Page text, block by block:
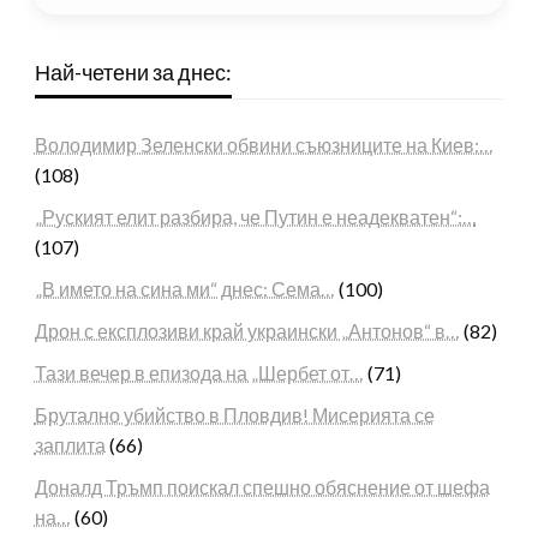
Най-четени за днес:
Володимир Зеленски обвини съюзниците на Киев:…
(108)
„Руският елит разбира, че Путин е неадекватен“:…
(107)
„В името на сина ми“ днес: Сема…
(100)
Дрон с експлозиви край украински „Антонов“ в…
(82)
Тази вечер в епизода на „Шербет от…
(71)
Брутално убийство в Пловдив! Мисерията се
заплита (66)
Доналд Тръмп поискал спешно обяснение от шефа
на…
(60)